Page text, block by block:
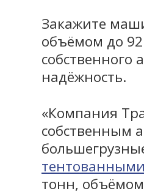
Закажите
объёмом до
надёжность.
«Компания
собственным
тонн,